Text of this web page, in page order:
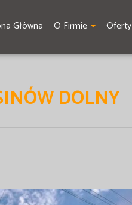
Główna O Firmie Oferty
DOLNY